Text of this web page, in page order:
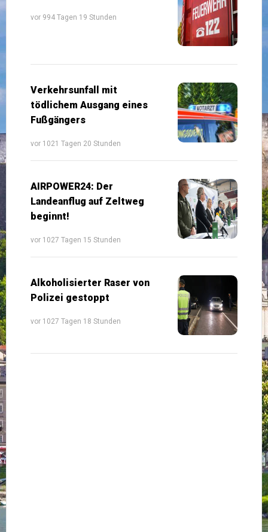
vor 994 Tagen 19 Stunden
Verkehrsunfall mit
tödlichem Ausgang eines
Fußgängers
vor 1021 Tagen 20 Stunden
AIRPOWER24: Der
Landeanflug auf Zeltweg
beginnt!
vor 1027 Tagen 15 Stunden
Alkoholisierter Raser von
Polizei gestoppt
vor 1027 Tagen 18 Stunden